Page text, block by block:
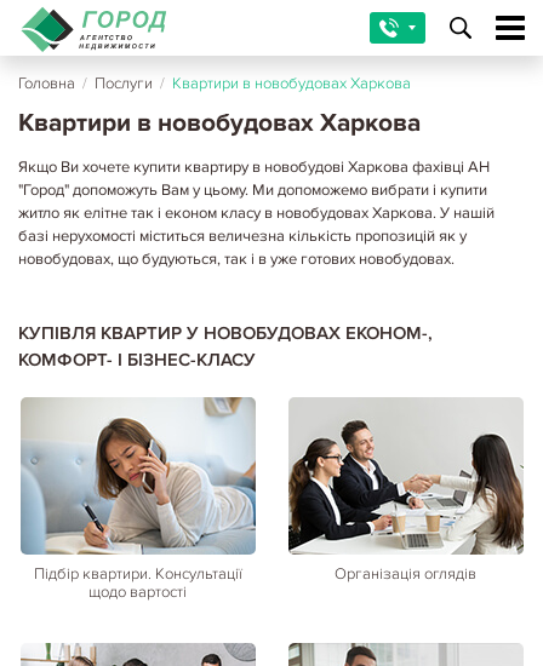
Головна / Послуги / Квартири в новобудовах Харкова
Квартири в новобудовах Харкова
Якщо Ви хочете купити квартиру в новобудові Харкова фахівці АН
"Город" допоможуть Вам у цьому. Ми допоможемо вибрати і купити
житло як елітне так і економ класу в новобудовах Харкова. У нашій
базі нерухомості міститься величезна кількість пропозицій як у
новобудовах, що будуються, так і в уже готових новобудовах.
КУПІВЛЯ КВАРТИР У НОВОБУДОВАХ ЕКОНОМ-,
КОМФОРТ- І БІЗНЕС-КЛАСУ
Підбір квартири. Консультації
щодо вартості
Організація оглядів